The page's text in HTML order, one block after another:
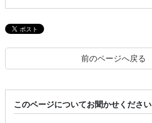
前のページへ戻る
このページについてお聞かせください